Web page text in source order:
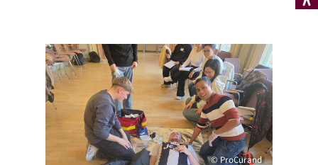
© ProCurand